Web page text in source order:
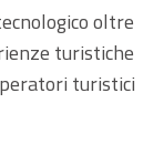
oltre
turistiche
turistici